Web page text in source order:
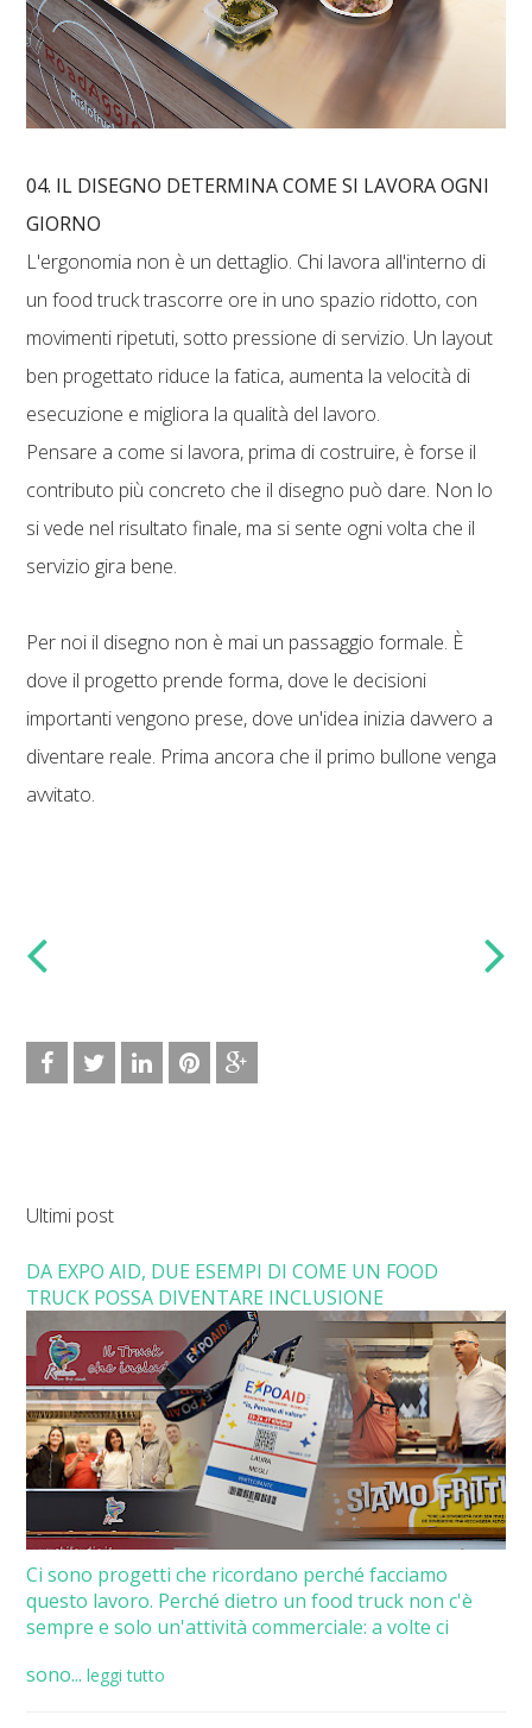
04. IL DISEGNO DETERMINA COME SI LAVORA OGNI
GIORNO
L'ergonomia non è un dettaglio. Chi lavora all'interno di
un food truck trascorre ore in uno spazio ridotto, con
movimenti ripetuti, sotto pressione di servizio. Un layout
ben progettato riduce la fatica, aumenta la velocità di
esecuzione e migliora la qualità del lavoro.
Pensare a come si lavora, prima di costruire, è forse il
contributo più concreto che il disegno può dare. Non lo
si vede nel risultato finale, ma si sente ogni volta che il
servizio gira bene.
Per noi il disegno non è mai un passaggio formale. È
dove il progetto prende forma, dove le decisioni
importanti vengono prese, dove un'idea inizia davvero a
diventare reale. Prima ancora che il primo bullone venga
avvitato.
Ultimi post
DA EXPO AID, DUE ESEMPI DI COME UN FOOD
TRUCK POSSA DIVENTARE INCLUSIONE
Ci sono progetti che ricordano perché facciamo
questo lavoro. Perché dietro un food truck non c'è
sempre e solo un'attività commerciale: a volte ci
sono... leggi tutto